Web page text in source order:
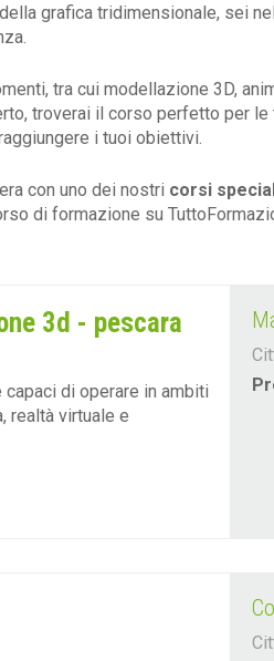
grafica tridimensionale, sei
tra cui modellazione 3D,
troverai il corso perfetto per
i tuoi obiettivi.
con uno dei nostri corsi
di formazione su
3d - pescara
di operare in ambiti
realtà virtuale e